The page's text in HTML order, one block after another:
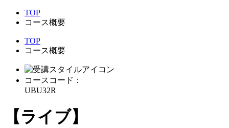
TOP
コース概要
TOP
コース概要
コースコード：
UBU32R
【ライブ】